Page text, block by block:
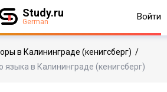
Study.ru
German Войти
в Калининграде (кенигсберг) /
языка в Калининграде (кенигсберг)